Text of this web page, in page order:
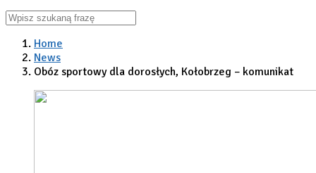
Home
News
Obóz sportowy dla dorosłych, Kołobrzeg – komunikat